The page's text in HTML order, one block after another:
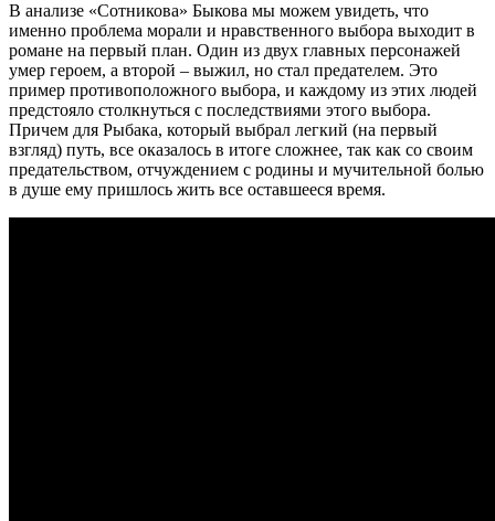
В анализе «Сотникова» Быкова мы можем увидеть, что
именно проблема морали и нравственного выбора выходит в
романе на первый план. Один из двух главных персонажей
умер героем, а второй – выжил, но стал предателем. Это
пример противоположного выбора, и каждому из этих людей
предстояло столкнуться с последствиями этого выбора.
Причем для Рыбака, который выбрал легкий (на первый
взгляд) путь, все оказалось в итоге сложнее, так как со своим
предательством, отчуждением с родины и мучительной болью
в душе ему пришлось жить все оставшееся время.